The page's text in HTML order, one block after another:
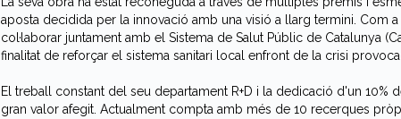
aposta decidida per la innovació amb una visió a llarg termini. Com
col·laborar juntament amb el Sistema de Salut Públic de Catalunya
finalitat de reforçar el sistema sanitari local enfront de la crisi
El treball constant del seu departament R+D i la dedicació d'un
gran valor afegit. Actualment compta amb més de 10 recerques